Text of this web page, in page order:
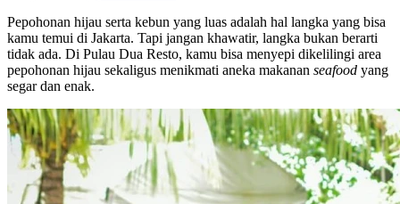
Pepohonan hijau serta kebun yang luas adalah hal langka yang bisa
kamu temui di Jakarta. Tapi jangan khawatir, langka bukan berarti
tidak ada. Di Pulau Dua Resto, kamu bisa menyepi dikelilingi area
pepohonan hijau sekaligus menikmati aneka makanan seafood yang
segar dan enak.